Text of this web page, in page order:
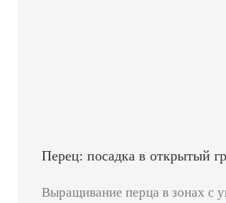
Перец: посадка в открытый
Выращивание перца в зонах с